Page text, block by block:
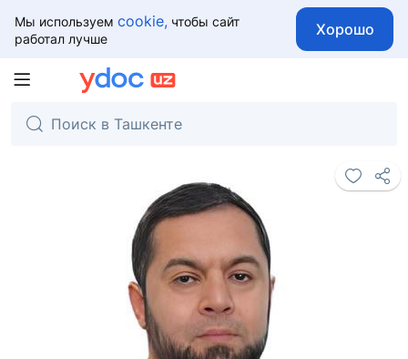
Мы используем cookie, чтобы сайт
работал лучше
Хорошо